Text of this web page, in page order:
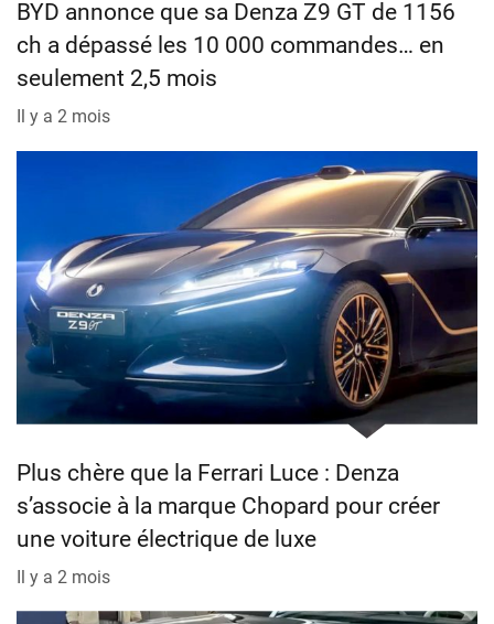
BYD annonce que sa Denza Z9 GT de 1156
ch a dépassé les 10 000 commandes… en
seulement 2,5 mois
Il y a 2 mois
Plus chère que la Ferrari Luce : Denza
s’associe à la marque Chopard pour créer
une voiture électrique de luxe
Il y a 2 mois